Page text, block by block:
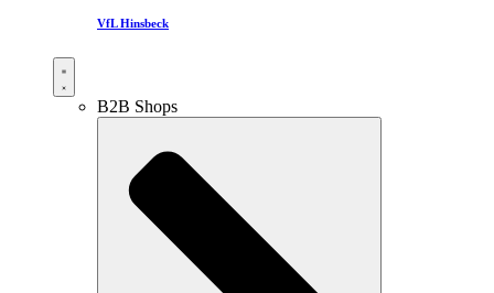
VfL Hinsbeck
B2B Shops